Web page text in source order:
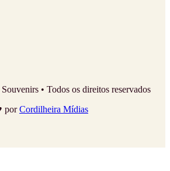
• Todos os direitos reservados
porCordilheira Mídias